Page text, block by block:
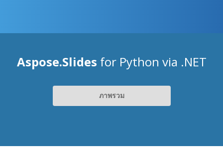
Aspose.Slides for Python via .NET
ภาพรวม